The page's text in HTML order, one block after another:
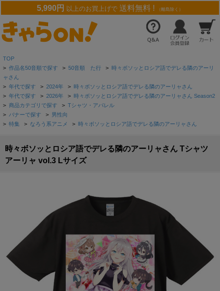
5,990円 以上のお買上げで 送料無料 ! （離島除く）
TOP
> 作品名50音順で探す > 50音順 た行 > 時々ボソッとロシア語でデレる隣のアーリ
ャさん
> 年代で探す > 2024年 > 時々ボソッとロシア語でデレる隣のアーリャさん
> 年代で探す > 2026年 > 時々ボソッとロシア語でデレる隣のアーリャさん Season2
> 商品カテゴリで探す > Tシャツ・アパレル
> バナーで探す > 男性向
> 特集 > なろう系アニメ > 時々ボソッとロシア語でデレる隣のアーリャさん
時々ボソッとロシア語でデレる隣のアーリャさん Tシャツ
アーリャ vol.3 Lサイズ